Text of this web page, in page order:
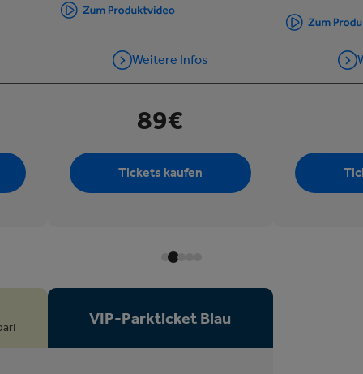
Weitere Infos
89€
Tickets kaufen
VIP-Parkticket Blau